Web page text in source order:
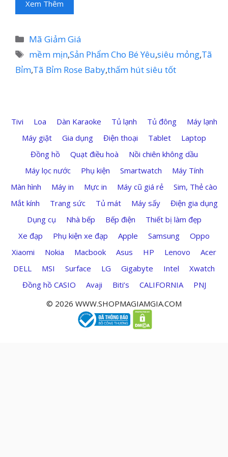
Xem Thêm
Danh
mục
Mã Giảm Giá
Thẻ
mềm mịn,Sản Phẩm Cho Bé Yêu,siêu mỏng,Tã
Bỉm,Tã Bỉm Rose Baby,thấm hút siêu tốt
Tivi Loa Dàn Karaoke Tủ lạnh Tủ đông
Máy lạnh
Máy giặt
Gia dụng Điện thoại Tablet
Laptop
Đồng hồ
Quạt điều hoà
Nồi chiên không dầu
Máy lọc nước
Phụ kiện Smartwatch
Máy Tính
Màn hình
Máy in Mực in Máy cũ giá rẻ
Sim, Thẻ cào
Mắt kính
Trang sức Tủ mát Máy sấy
Điện gia dụng
Dụng cụ
Nhà bếp Bếp điện
Thiết bị làm đẹp
Xe đạp
Phụ kiện xe đạp Apple Samsung
Oppo
Xiaomi
Nokia Macbook Asus HP Lenovo
Acer
DELL
MSI Surface LG Gigabyte Intel
Xwatch
Đồng hồ CASIO
Avaji Biti’s CALIFORNIA
PNJ
© 2026 WWW.SHOPMAGIAMGIA.COM